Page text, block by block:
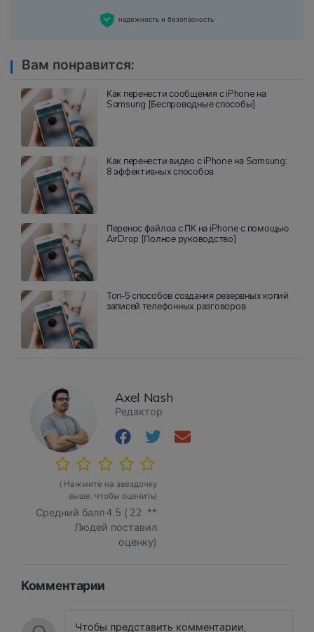
надежность и безопасность
Вам понравится:
Как перенести сообщения с iPhone на
Samsung [Беспроводные способы]
Как перенести видео с iPhone на Samsung:
8 эффективных способов
Перенос файлоа с ПК на iPhone с помощью
AirDrop [Полное руководство]
Топ-5 способов создания резервных копий
записей телефонных разговоров
Axel Nash
Редактор
( Нажмите на звездочку
выше, чтобы оценить)
Средний балл4.5 ( 22 **
Людей поставил
оценку)
Комментарии
Чтобы представить комментарии,